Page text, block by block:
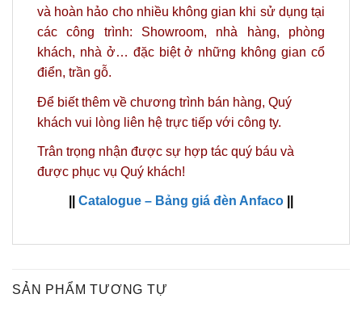
và hoàn hảo cho nhiều không gian khi sử dụng tại
các công trình: Showroom, nhà hàng, phòng
khách, nhà ở… đặc biệt ở những không gian cổ
điển, trần gỗ.
Để biết thêm về chương trình bán hàng, Quý
khách vui lòng liên hệ trực tiếp với công ty.
Trân trọng nhận được sự hợp tác quý báu và
được phục vụ Quý khách!
Catalogue – Bảng giá đèn Anfaco
SẢN PHẨM TƯƠNG TỰ